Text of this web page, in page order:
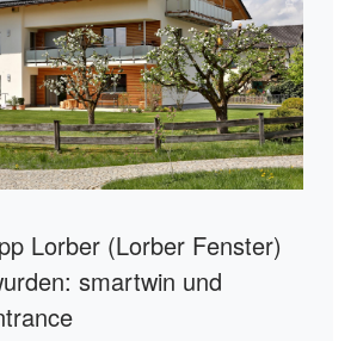
Lorber (Lorber Fenster)
smartwin und